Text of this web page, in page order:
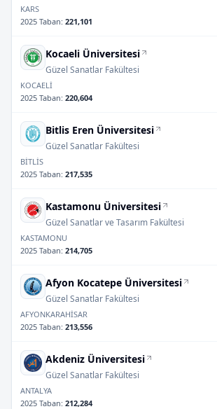
KARS
2025 Taban: 221,101
Kocaeli Üniversitesi
Güzel Sanatlar Fakültesi
KOCAELİ
2025 Taban: 220,604
Bitlis Eren Üniversitesi
Güzel Sanatlar Fakültesi
BİTLİS
2025 Taban: 217,535
Kastamonu Üniversitesi
Güzel Sanatlar ve Tasarım Fakültesi
KASTAMONU
2025 Taban: 214,705
Afyon Kocatepe Üniversitesi
Güzel Sanatlar Fakültesi
AFYONKARAHİSAR
2025 Taban: 213,556
Akdeniz Üniversitesi
Güzel Sanatlar Fakültesi
ANTALYA
2025 Taban: 212,284